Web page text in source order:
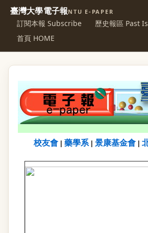
臺灣大學電子報NTU E-PAPER
訂閱本報 Subscribe
歷史報區 Past
首頁 HOME
校友會 藥學系| 景康基金會